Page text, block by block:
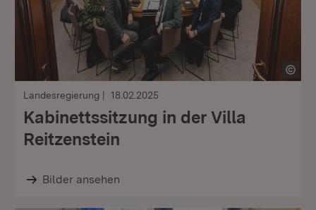
Landesregierung 18.02.2025
Kabinettssitzung in der Villa
Reitzenstein
Bilder ansehen